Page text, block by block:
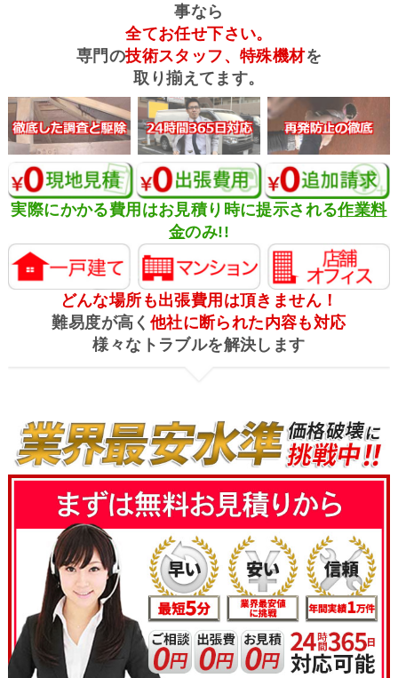
事なら
全てお任せ下さい。
専門の技術スタッフ、特殊機材を
取り揃えてます。
実際にかかる費用はお見積り時に提示される作業料
金のみ!!
どんな場所も出張費用は頂きません！
難易度が高く 他社に断られた内容も対応
様々なトラブルを解決します